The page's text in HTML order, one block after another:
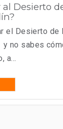
Desierto
el Desierto de
no sabes